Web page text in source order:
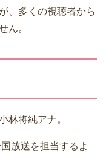
、多くの視聴者から
ん。
林将純アナ。
放送を担当するよ